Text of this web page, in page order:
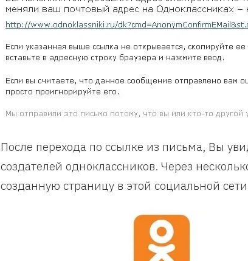
После перехода по ссылке из письма, Вы
создателей одноклассников. Через
созданную страницу в этой социальной